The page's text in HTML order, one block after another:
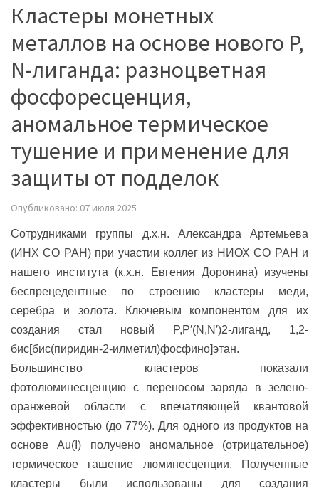
Кластеры монетных
металлов на основе нового P,
N-лиганда: разноцветная
фосфоресценция,
аномальное термическое
тушение и применение для
защиты от подделок
Опубликовано: 07 июля 2025
Сотрудниками группы д.х.н. Александра Артемьева
(ИНХ СО РАН) при участии коллег из НИОХ СО РАН и
нашего института (к.х.н. Евгения Доронина) изучены
беспрецедентные по строению кластеры меди,
серебра и золота. Ключевым компонентом для их
создания стал новый P,P′(N,N′)2-лиганд, 1,2-
бис[бис(пиридин-2-илметил)фосфино]этан.
Большинство кластеров показали
фотолюминесценцию с переносом заряда в зелено-
оранжевой области с впечатляющей квантовой
эффективностью (до 77%). Для одного из продуктов на
основе Au(I) получено аномальное (отрицательное)
термическое гашение люминесценции. Полученные
кластеры были использованы для создания